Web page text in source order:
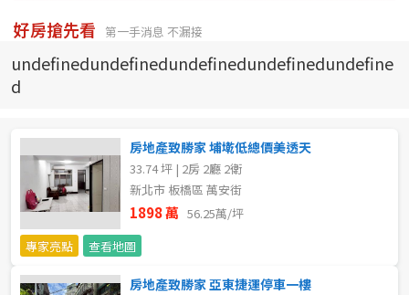
台北市
基隆市
宜蘭縣
桃園市
新竹市
類型(可複選)
不拘 公寓 電梯大樓
別墅 透天厝
好房搶先看 第一手消息 不漏接
undefinedundefinedundefinedundefinedundefine
d
房地產致勝家 埔墘低總價美透天
33.74 坪 | 2房 2廳 2衛
新北市 板橋區 萬安街
1898 萬 56.25萬/坪
專家亮點
查看地圖
房地產致勝家 亞東捷運停車一樓